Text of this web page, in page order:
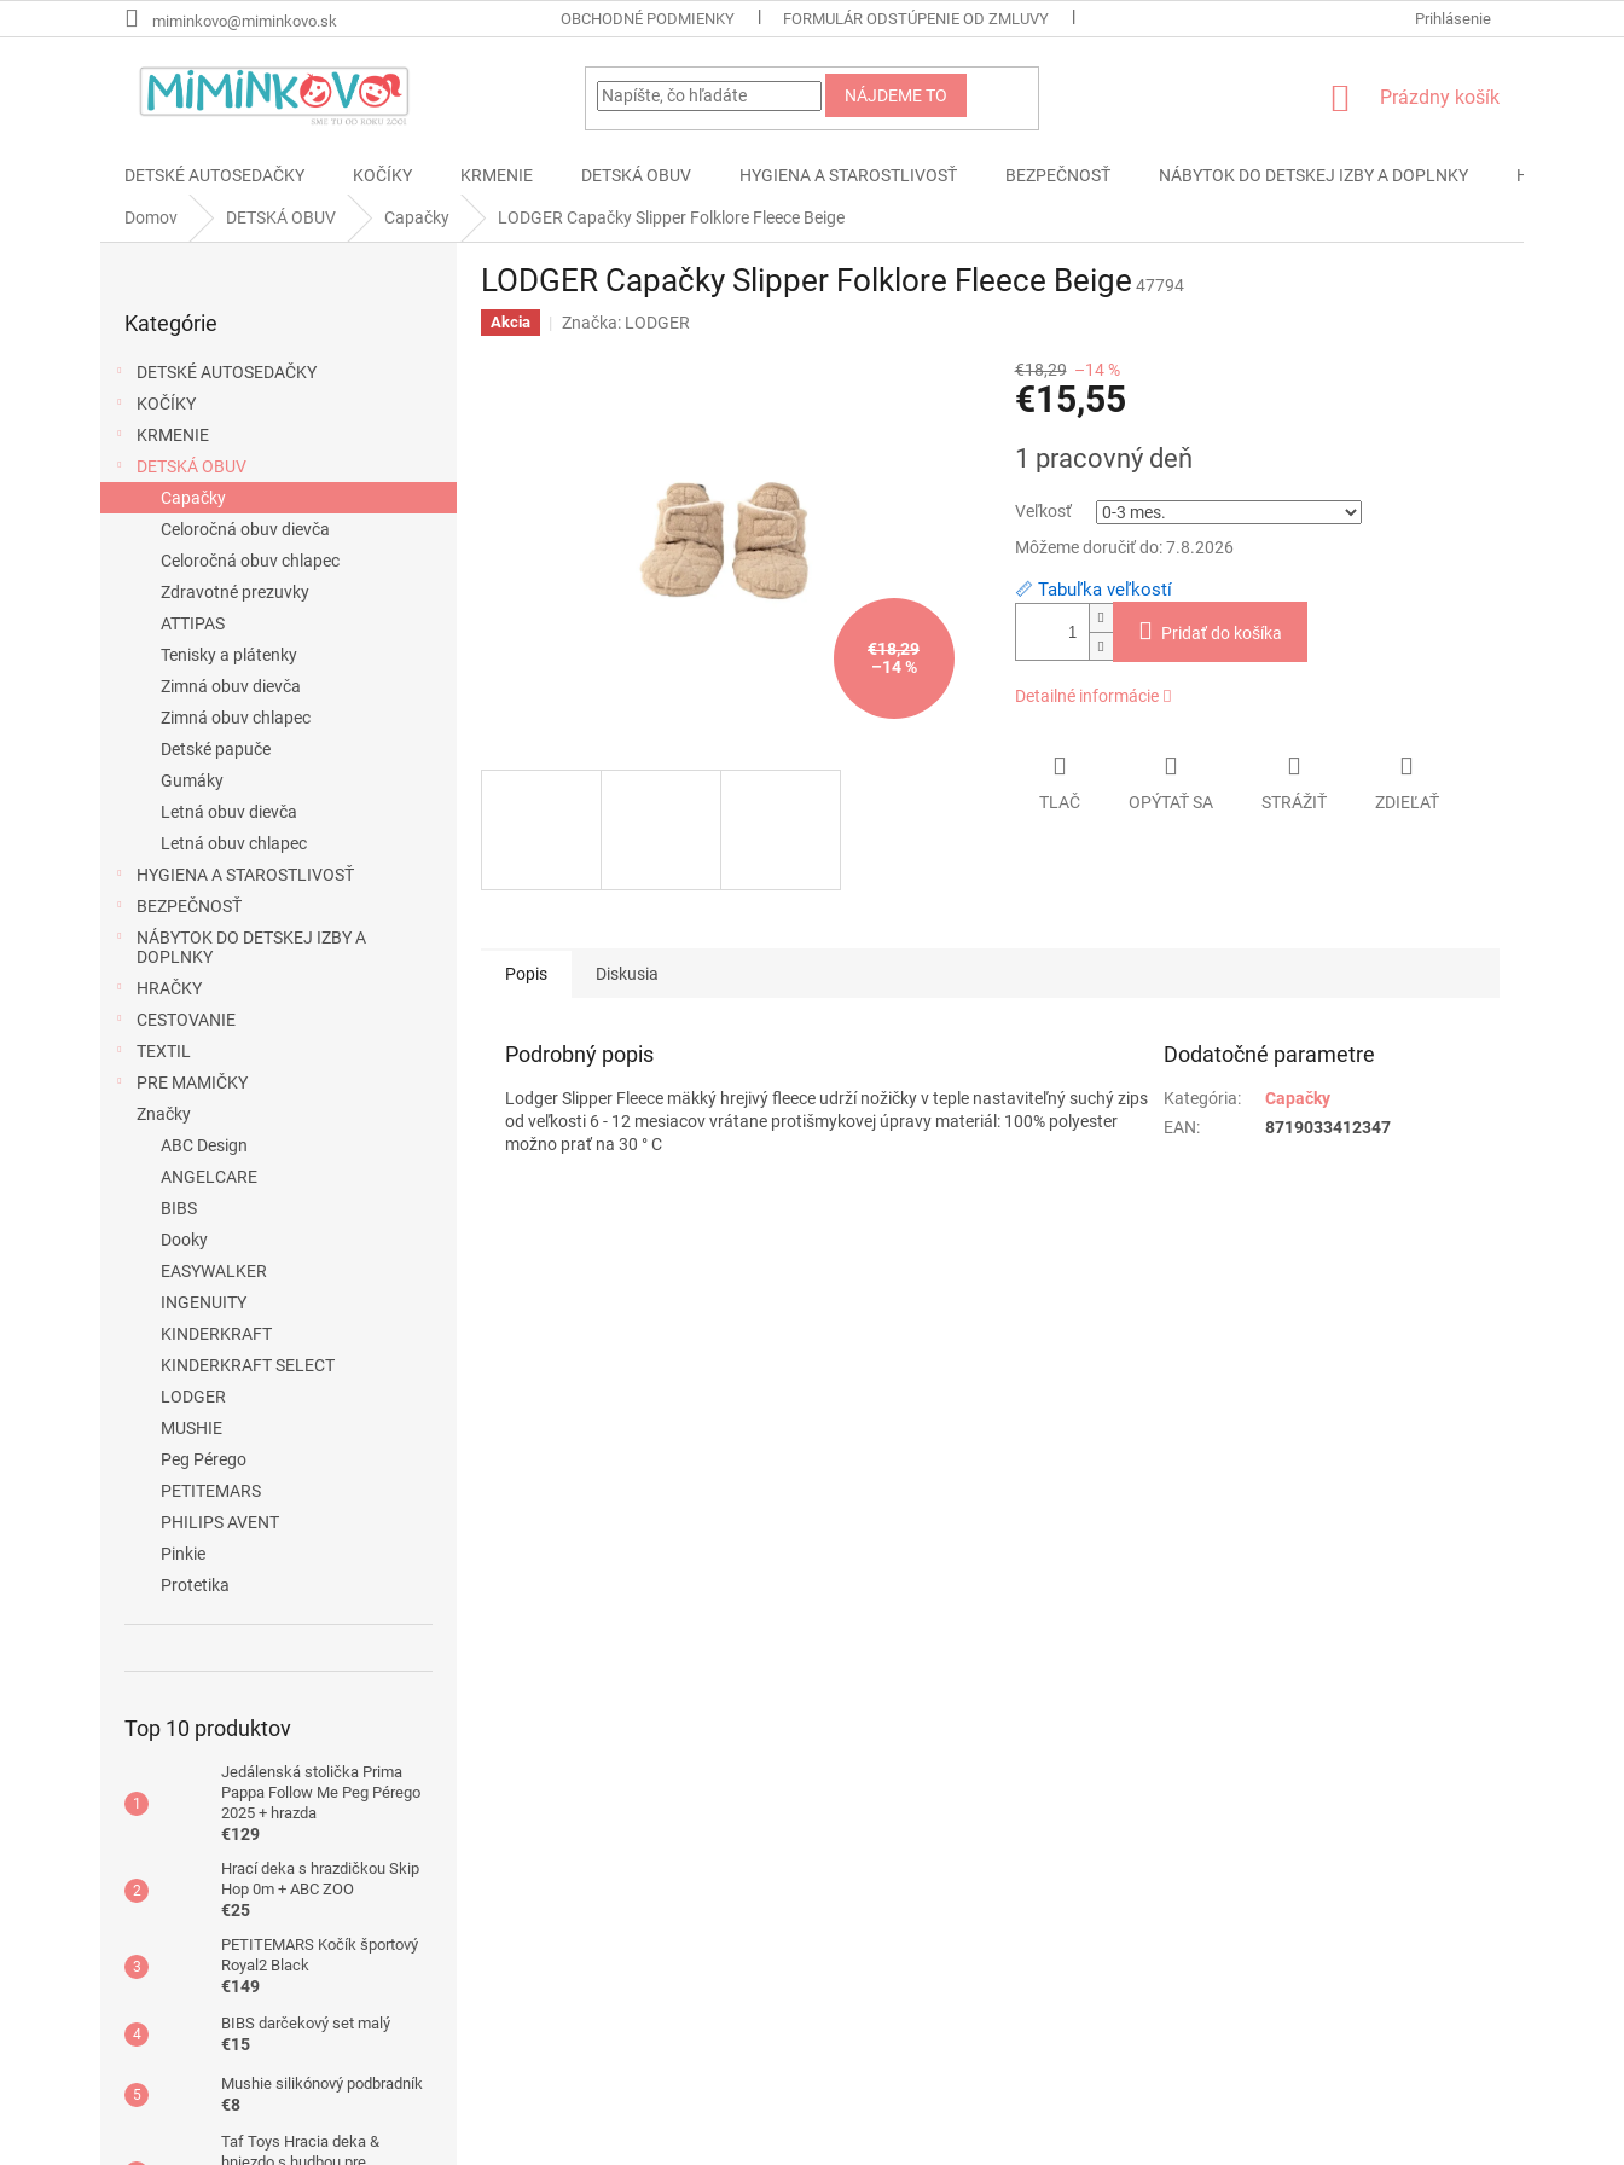
na
miminkovo@miminkovo.sk OBCHODNÉ PODMIENKY FORMULÁR ODSTÚPENIE OD ZMLUVY PODMIENKY OCHRANY OSOBNÝCH
Prihlásenie
NÁJDEME TO
NÁKUPNÝ
Prázdny košík
DETSKÉ AUTOSEDAČKY KOČÍKY KRMENIE DETSKÁ OBUV HYGIENA A STAROSTLIVOSŤ BEZPEČNOSŤ NÁBYTOK DO DETSKEJ IZBY A DOPLNKY HRAČKY
Domov DETSKÁ OBUV Capačky LODGER Capačky Slipper Folklore Fleece Beige
kategórie
Kategórie
DETSKÉ AUTOSEDAČKY
KOČÍKY
KRMENIE
DETSKÁ OBUV
Capačky
Celoročná obuv dievča
Celoročná obuv chlapec
Zdravotné prezuvky
ATTIPAS
Tenisky a plátenky
Zimná obuv dievča
Zimná obuv chlapec
Detské papuče
Gumáky
Letná obuv dievča
Letná obuv chlapec
HYGIENA A STAROSTLIVOSŤ
BEZPEČNOSŤ
NÁBYTOK DO DETSKEJ IZBY A
DOPLNKY
HRAČKY
CESTOVANIE
TEXTIL
PRE MAMIČKY
Značky
ABC Design
ANGELCARE
BIBS
Dooky
EASYWALKER
INGENUITY
KINDERKRAFT
KINDERKRAFT SELECT
LODGER
MUSHIE
Peg Pérego
PETITEMARS
PHILIPS AVENT
Pinkie
Protetika
Top 10 produktov
Jedálenská stolička Prima
Pappa Follow Me Peg Pérego
2025 + hrazda
€129
Hrací deka s hrazdičkou Skip
Hop 0m + ABC ZOO
€25
PETITEMARS Kočík športový
Royal2 Black
€149
BIBS darčekový set malý
€15
Mushie silikónový podbradník
€8
Taf Toys Hracia deka &
LODGER Capačky Slipper Folklore Fleece Beige 47794
Akcia Značka: LODGER
€18,29
–14 %
€18,29 –14 %
€15,55
cena:
1 pracovný deň
Veľkosť
Môžeme doručiť do: 7.8.2026
📏 Tabuľka veľkostí
Pridať do košíka
Detailné informácie
TLAČ OPÝTAŤ SA STRÁŽIŤ ZDIEĽAŤ
Popis Diskusia
Podrobný popis
Lodger Slipper Fleece mäkký hrejivý fleece udrží nožičky v teple nastaviteľný suchý zips
od veľkosti 6 - 12 mesiacov vrátane protišmykovej úpravy materiál: 100% polyester
možno prať na 30 ° C
Dodatočné parametre
Kategória:
Capačky
EAN: 8719033412347